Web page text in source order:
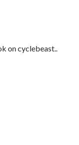
on cyclebeast..